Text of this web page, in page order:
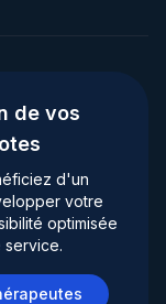
de vos
d'un
votre
optimisée
service.